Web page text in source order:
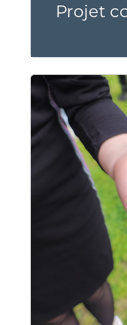
Projet